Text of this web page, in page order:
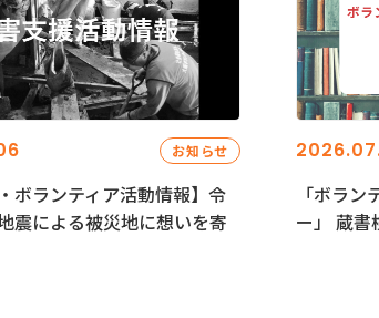
お知らせ
ボランティア活動情報】令
震による被災地に想いを寄
「ボラ
ー」 蔵書